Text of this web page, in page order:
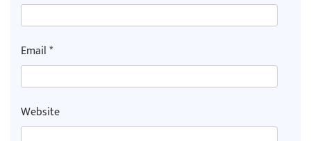
Email*
Website